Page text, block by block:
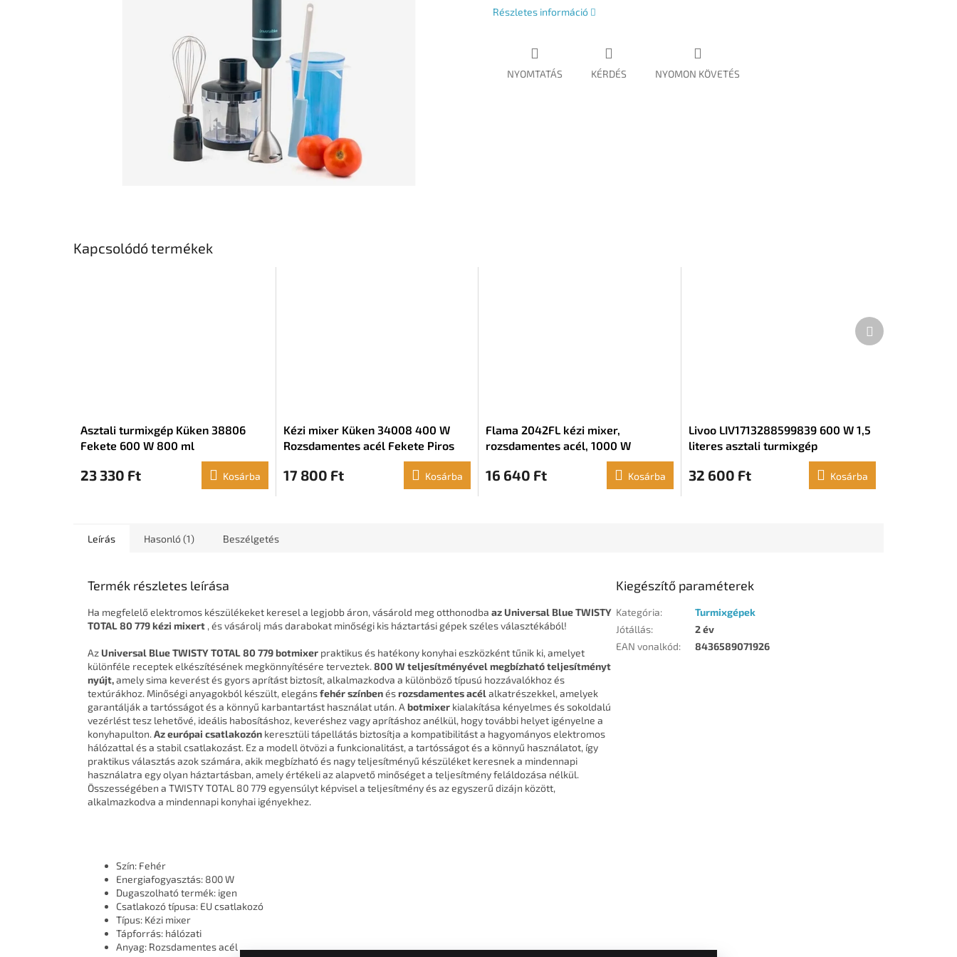
Részletes információ
NYOMTATÁS KÉRDÉS NYOMON KÖVETÉS
Kapcsolódó termékek
Asztali turmixgép Küken 38806
Fekete 600 W 800 ml
23 330 Ft Kosárba
Kézi mixer Küken 34008 400 W
Rozsdamentes acél Fekete Piros
17 800 Ft Kosárba
Flama 2042FL kézi mixer,
rozsdamentes acél, 1000 W
16 640 Ft Kosárba
Livoo LIV1713288599839 600 W 1,5
literes asztali turmixgép
32 600 Ft Kosárba
Következő
termék
Leírás Hasonló (1) Beszélgetés
Termék részletes leírása
Ha megfelelő elektromos készülékeket keresel a legjobb áron, vásárold meg otthonodba az Universal Blue TWISTY
TOTAL 80 779 kézi mixert , és vásárolj más darabokat minőségi kis háztartási gépek széles választékából!
Az Universal BlueTWISTY TOTAL 80 779 botmixer praktikus és hatékony konyhai eszközként tűnik ki, amelyet
különféle receptek elkészítésének megkönnyítésére terveztek. 800 W teljesítményével megbízható teljesítményt
nyújt,amely sima keverést és gyors aprítást biztosít, alkalmazkodva a különböző típusú hozzávalókhoz és
textúrákhoz. Minőségi anyagokból készült, elegánsfehér színbenésrozsdamentes acélalkatrészekkel, amelyek
garantálják a tartósságot és a könnyű karbantartást használat után. A botmixer kialakítása kényelmes és sokoldalú
vezérlést tesz lehetővé, ideális habosításhoz, keveréshez vagy aprításhoz anélkül, hogy további helyet igényelne a
konyhapulton. Az európai csatlakozón keresztüli tápellátás biztosítja a kompatibilitást a hagyományos elektromos
hálózattal és a stabil csatlakozást. Ez a modell ötvözi a funkcionalitást, a tartósságot és a könnyű használatot, így
praktikus választás azok számára, akik megbízható és nagy teljesítményű készüléket keresnek a mindennapi
használatra egy olyan háztartásban, amely értékeli az alapvető minőséget a teljesítmény feláldozása nélkül.
Összességében a TWISTY TOTAL 80 779 egyensúlyt képvisel a teljesítmény és az egyszerű dizájn között,
alkalmazkodva a mindennapi konyhai igényekhez.
Szín: Fehér
Energiafogyasztás: 800 W
Dugaszolható termék: igen
Csatlakozó típusa: EU csatlakozó
Típus: Kézi mixer
Tápforrás: hálózati
Anyag: Rozsdamentes acél
Kiegészítő paraméterek
Kategória:
Turmixgépek
Jótállás:
2 év
EAN vonalkód: 8436589071926